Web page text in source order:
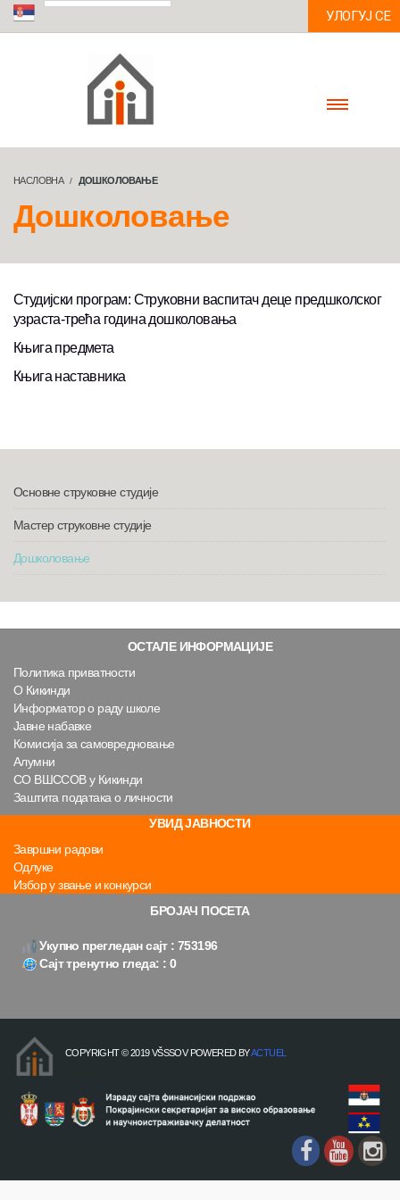
УЛОГУЈ СЕ
НАСЛОВНА ДОШКОЛОВАЊЕ
Дошколовање
Студијски програм: Струковни васпитач деце предшколског
узраста-трећа година дошколовања
Књига предмета
Књига наставника
Основне струковне студије
Мастер струковне студије
Дошколовање
ОСТАЛЕ ИНФОРМАЦИЈЕ
Политика приватности
О Кикинди
Информатор о раду школе
Јавне набавке
Комисија за самовредновање
Алумни
СО ВШССОВ у Кикинди
Заштита података о личности
УВИД ЈАВНОСТИ
Завршни радови
Одлуке
Избор у звање и конкурси
БРОЈАЧ ПОСЕТА
Укупно прегледан сајт : 753196
Сајт тренутно гледа: : 0
COPYRIGHT © 2019 VŠSSOV POWERED BYACTUEL